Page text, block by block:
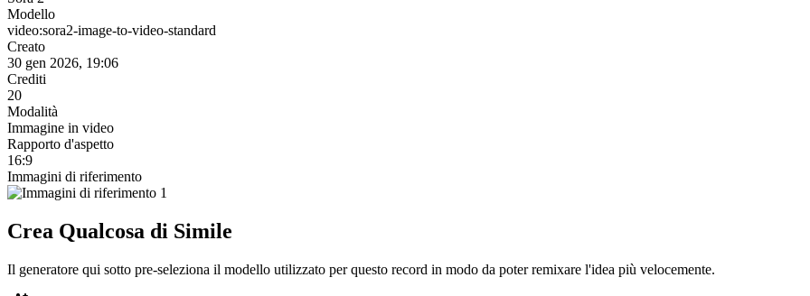
Modello
video:sora2-image-to-video-standard
Creato
30 gen 2026, 19:06
Crediti
20
Modalità
Immagine in video
Rapporto d'aspetto
16:9
Immagini di riferimento
Crea Qualcosa di Simile
Il generatore qui sotto pre-seleziona il modello utilizzato per questo record in modo da poter remixare l'idea più velocemente.